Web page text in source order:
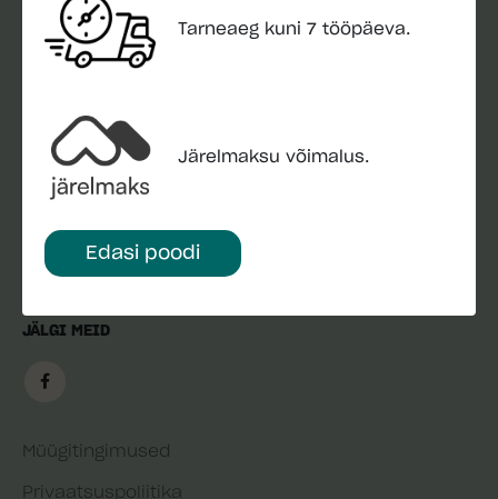
Tarneaeg kuni 7 tööpäeva.
Järelmaksu võimalus.
Edasi poodi
näpunäited
Montonio järelmaks
Aiamajad
Paviljonid
Väliköögid
Mängumajad
JÄLGI MEID
Müügitingimused
Privaatsuspoliitika